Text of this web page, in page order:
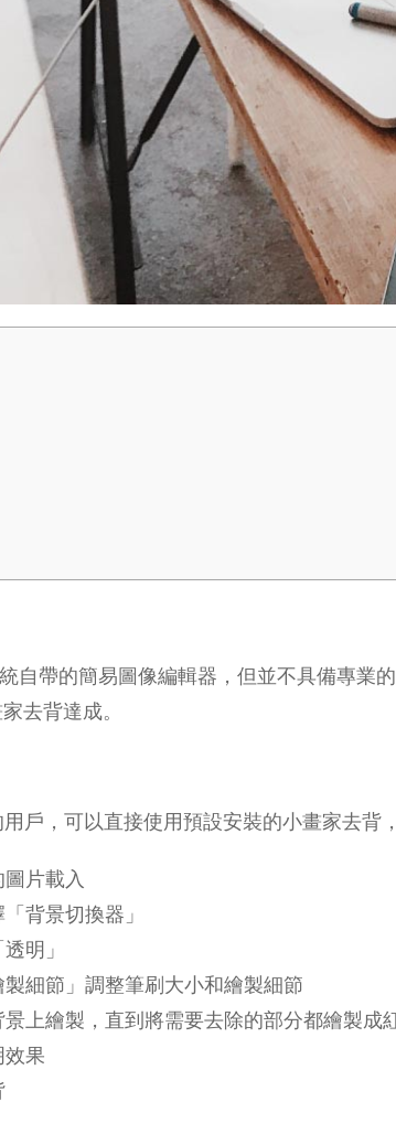
帶的簡易圖像編輯器，但並不具備專業
去背達成。
戶，可以直接使用預設安裝的小畫家去背
片載入
背景切換器」
明」
細節」調整筆刷大小和繪製細節
上繪製，直到將需要去除的部分都繪製成
果